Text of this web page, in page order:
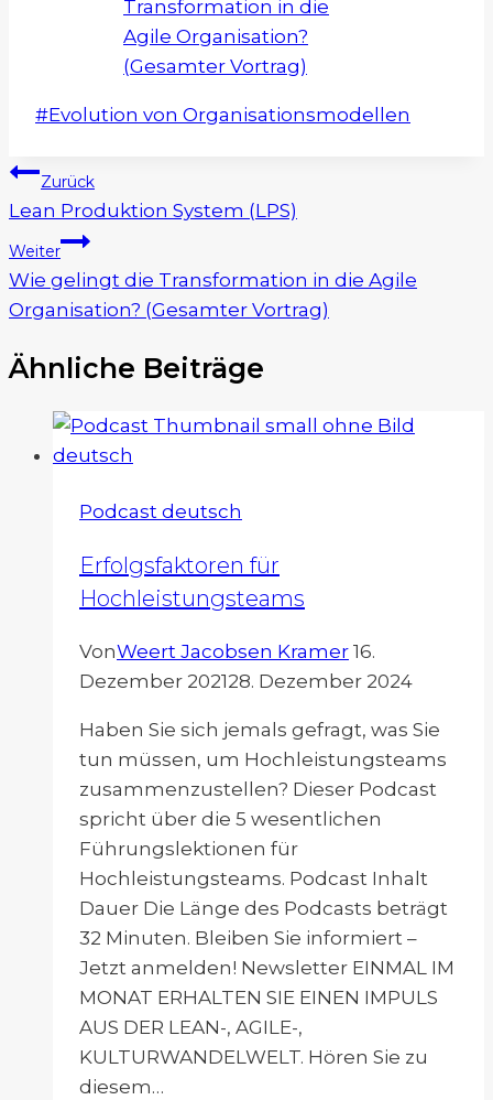
Transformation in die
Agile Organisation?
(Gesamter Vortrag)
Schlagworte:
#Evolution von Organisationsmodellen
Beitragsnavigation
Zurück
Lean Produktion System (LPS)
Weiter
Wie gelingt die Transformation in die Agile
Organisation? (Gesamter Vortrag)
Ähnliche Beiträge
Podcast deutsch
Erfolgsfaktoren für
Hochleistungsteams
VonWeert Jacobsen Kramer 16.
Dezember 202128. Dezember 2024
Haben Sie sich jemals gefragt, was Sie
tun müssen, um Hochleistungsteams
zusammenzustellen? Dieser Podcast
spricht über die 5 wesentlichen
Führungslektionen für
Hochleistungsteams. Podcast Inhalt
Dauer Die Länge des Podcasts beträgt
32 Minuten. Bleiben Sie informiert –
Jetzt anmelden! Newsletter EINMAL IM
MONAT ERHALTEN SIE EINEN IMPULS
AUS DER LEAN-, AGILE-,
KULTURWANDELWELT. Hören Sie zu
diesem…